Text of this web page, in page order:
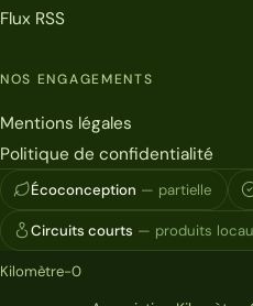
Flux RSS
NOS ENGAGEMENTS
Mentions légales
Politique de confidentialité
Écoconception — partielle
Circuits courts — produits
Kilomètre-0